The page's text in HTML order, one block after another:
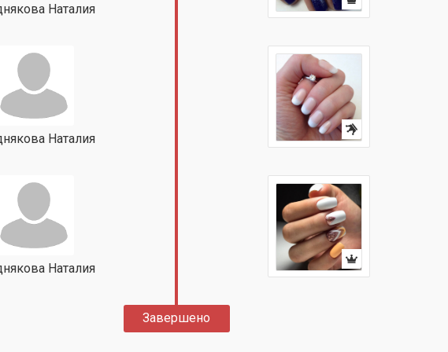
Наталия
Наталия
Наталия
Завершено